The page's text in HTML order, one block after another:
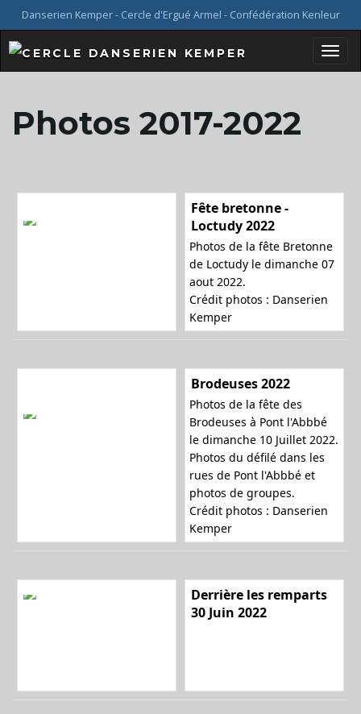
Danserien Kemper - Cercle d'Ergué Armel - Confédération Kenleur
a
Photos 2017-2022
Fête bretonne -
Loctudy 2022
Photos de la fête Bretonne
de Loctudy le dimanche 07
aout 2022.
Crédit photos : Danserien
Kemper
Brodeuses 2022
Photos de la fête des
Brodeuses à Pont l'Abbbé
le dimanche 10 Juillet 2022.
Photos du défilé dans les
rues de Pont l'Abbbé et
photos de groupes.
Crédit photos : Danserien
Kemper
Derrière les remparts
30 Juin 2022